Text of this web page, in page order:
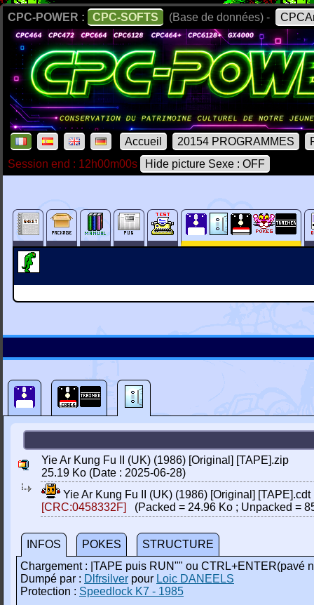
CPC-POWER : CPC-SOFTS (Base de données) -
Accueil 20154 PROGRAMMES
Session end : 12h00m00s
Hide picture Sexe : OFF
Yie Ar Kung Fu II (UK) (1986) [Original] [TAPE].zip
25.19 Ko (Date : 2025-06-28)
Yie Ar Kung Fu II (UK) (1986) [Original] [TAPE].cdt
[CRC:0458332F]
(Packed = 24.96 Ko ; Unpacked =
INFOS POKES
STRUCTURE
Chargement : |TAPE puis RUN"" ou CTRL+ENTER(pavé
Dumpé par : Dlfrsilver pour Loic DANEELS
Protection : Speedlock K7 - 1985